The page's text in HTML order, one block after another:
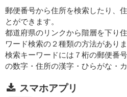
郵便番号から住所を検索したり、
とができます。
都道府県のリンクから階層を下り
ワード検索の２種類の方法がありま
検索キーワードには７桁の郵便番
の数字・住所の漢字・ひらがな・
スマホアプリ